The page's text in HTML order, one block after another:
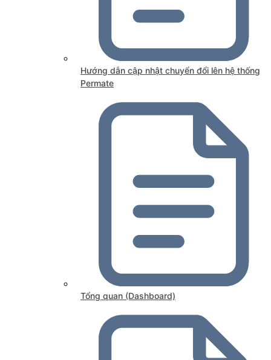
Hướng dẫn cập nhật chuyển đổi lên hệ thống
Permate
Tổng quan (Dashboard)